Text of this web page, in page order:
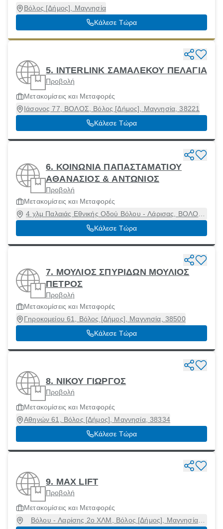
Βόλος [Δήμος], Μαγνησία
Κάλεσε Τώρα
5. INTERLINK ΣΑΜΑΛΕΚΟΥ ΠΕΛΑΓΙΑ
Προβολή
Μετακομίσεις και Μεταφορές
Ιάσονος 77, ΒΟΛΟΣ, Βόλος [Δήμος], Μαγνησία, 38221
Κάλεσε Τώρα
6. ΚΟΙΝΩΝΙΑ ΠΑΠΑΣΤΑΜΑΤΙΟΥ
ΑΘΑΝΑΣΙΟΣ & ΑΝΤΩΝΙΟΣ
Προβολή
Μετακομίσεις και Μεταφορές
4 χλμ Παλαιάς Εθνικής Οδού Βόλου - Λάρισας, ΒΟΛΟΣ,
Βόλος [Δήμος], Μαγνησία, 38500
Κάλεσε Τώρα
7. ΜΟΥΛΙΟΣ ΣΠΥΡΙΔΩΝ ΜΟΥΛΙΟΣ
ΠΕΤΡΟΣ
Προβολή
Μετακομίσεις και Μεταφορές
Γηροκομείου 61, Βόλος [Δήμος], Μαγνησία, 38500
Κάλεσε Τώρα
8. ΝΙΚΟΥ ΓΙΩΡΓΟΣ
Προβολή
Μετακομίσεις και Μεταφορές
Αθηνών 61, Βόλος [Δήμος], Μαγνησία, 38334
Κάλεσε Τώρα
9. MAX LIFT
Προβολή
Μετακομίσεις και Μεταφορές
Βόλου - Λαρίσης 2ο ΧΛΜ, Βόλος [Δήμος], Μαγνησία,